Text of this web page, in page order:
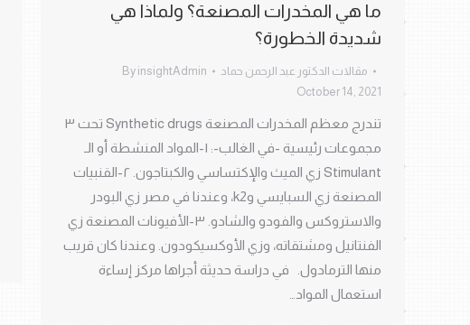
ما هي المخدرات المصنعة؟ ولماذا هي
شديدة الخطورة؟
مقالات الدكتور عبد الرحمن حماد By insightAdmin
October 14, 2021
تندرج معظم المخدرات المصنعة Synthetic drugs تحت ٣
مجموعات رئيسية -في الغالب-: ١-المواد المنشطة أو الـ
Stimulant زي الميث والإكتساسي والكبتاجون. ٢-القنبيات
المصنعة زي السبايسي وk2، وعندنا في مصر زي البودر
والاستروكس والفودو والشادو. ٣-الأفيونات المصنعة زي
الفنتانيل ومشتقاته، وزي الأوكسيكودون. وعندنا كان قريب
منها الترمادول. في دراسة حديثة أجراها مركز إساءة
استعمال المواد…